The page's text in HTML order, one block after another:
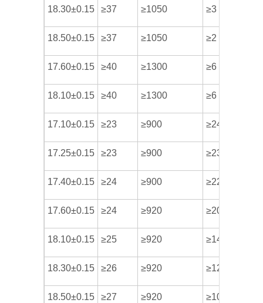
18.30±0.15 ≥37 ≥1050 ≥3
18.50±0.15 ≥37 ≥1050 ≥2
17.60±0.15 ≥40 ≥1300 ≥6
18.10±0.15 ≥40 ≥1300 ≥6
17.10±0.15 ≥23 ≥900 ≥24
17.25±0.15 ≥23 ≥900 ≥23
17.40±0.15 ≥24 ≥900 ≥22
17.60±0.15 ≥24 ≥920 ≥20
18.10±0.15 ≥25 ≥920 ≥14
18.30±0.15 ≥26 ≥920 ≥12
18.50±0.15 ≥27 ≥920 ≥10